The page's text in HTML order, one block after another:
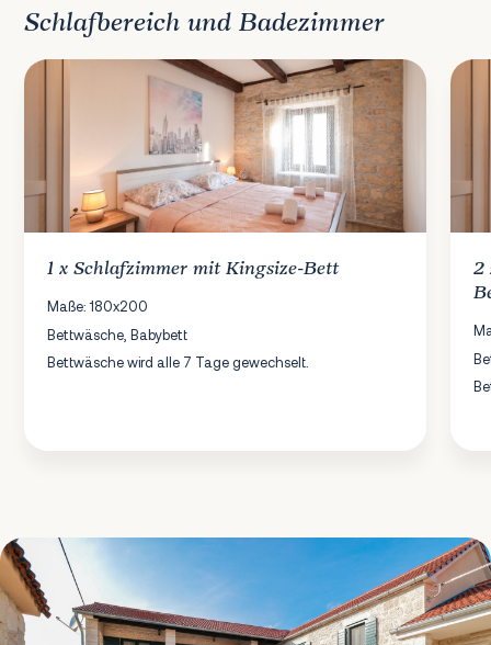
Schlafbereich und Badezimmer
1 xSchlafzimmermit Kingsize-Bett
Maße: 180x200
Bettwäsche, Babybett
Bettwäsche wird alle 7 Tage gewechselt.
2